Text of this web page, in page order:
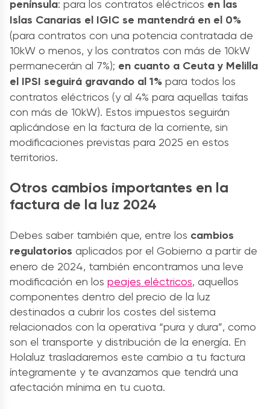
península: para los contratos eléctricos en las
Islas Canarias el IGIC se mantendrá en el 0%
(para contratos con una potencia contratada de
10kW o menos, y los contratos con más de 10kW
permanecerán al 7%); en cuanto a Ceuta y Melilla
el IPSI seguirá gravando al 1% para todos los
contratos eléctricos (y al 4% para aquellas taifas
con más de 10kW). Estos impuestos seguirán
aplicándose en la factura de la corriente, sin
modificaciones previstas para 2025 en estos
territorios.
Otros cambios importantes en la
factura de la luz 2024
Debes saber también que, entre los cambios
regulatorios aplicados por el Gobierno a partir de
enero de 2024, también encontramos una leve
modificación en los peajes eléctricos, aquellos
componentes dentro del precio de la luz
destinados a cubrir los costes del sistema
relacionados con la operativa “pura y dura”, como
son el transporte y distribución de la energía. En
Holaluz trasladaremos este cambio a tu factura
íntegramente y te avanzamos que tendrá una
afectación mínima en tu cuota.